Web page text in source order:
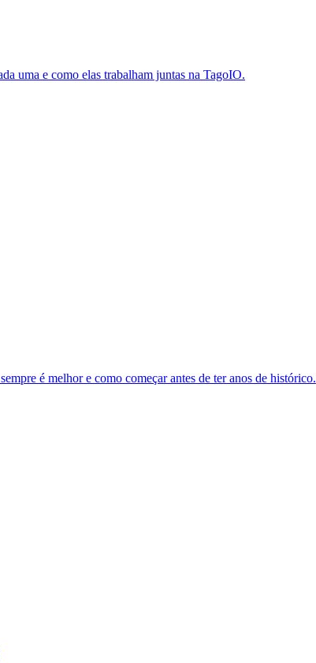
uma e como elas trabalham juntas na TagoIO.
é melhor e como começar antes de ter anos de histórico.